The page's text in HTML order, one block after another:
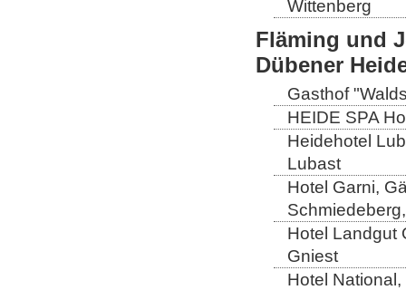
Wittenberg
Fläming und
Dübener
Gasthof
HEIDE SPA
Heidehotel
Lubast
Hotel Garni,
Hotel Landgut
Gniest
Hotel